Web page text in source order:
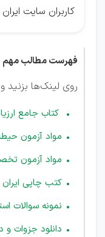
کاربران سایت
فهرست مطالب مهم
روی لینک‌ها بزنید
کتاب جامع
مواد آزمون
مواد آزمون
کتب چاپی
نمونه سوالات
دانلود جزوات